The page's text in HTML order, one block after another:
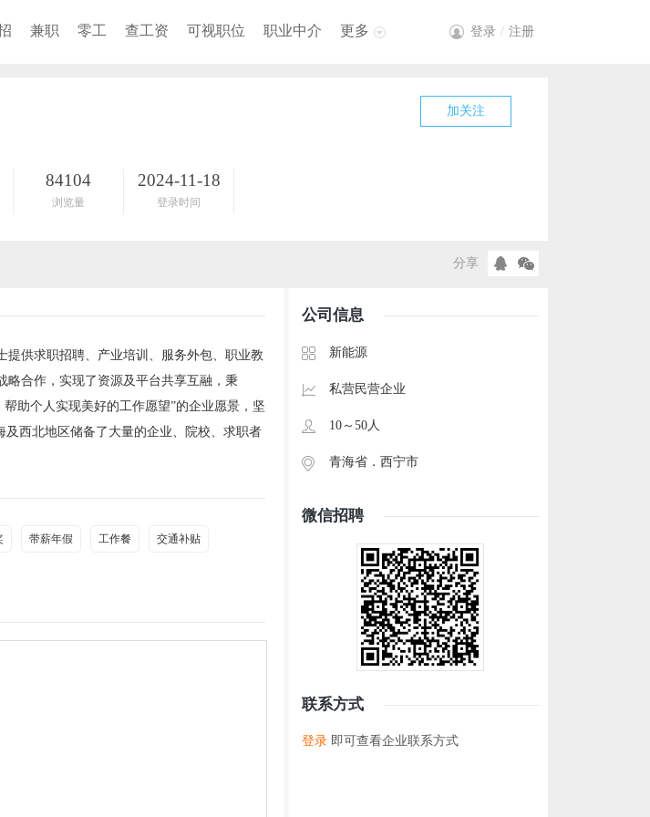
兼职 零工 查工资 可视职位 职业中介 更多 登录 / 注册
加关注
84104
浏览量
2024-11-18
登录时间
分享
提供求职招聘、产业培训、服务外包、职业教
略合作，实现了资源及平台共享互融，秉
助个人实现美好的工作愿望”的企业愿景，坚
西北地区储备了大量的企业、院校、求职者
带薪年假 工作餐 交通补贴
公司信息
新能源
私营民营企业
10～50人
青海省． 西宁市
微信招聘
联系方式
登录 即可查看企业联系方式